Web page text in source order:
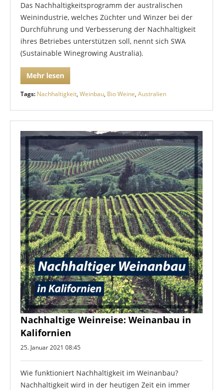
Das Nachhaltigkeitsprogramm der australischen
Weinindustrie, welches Züchter und Winzer bei der
Durchführung und Verbesserung der Nachhaltigkeit
ihres Betriebes unterstützen soll, nennt sich SWA
(Sustainable Winegrowing Australia).
Mehr lesen
Tags: Nachhaltigkeit, Weinbau, Bio Weine, Australien
Nachhaltige Weinreise: Weinanbau in
Kalifornien
25. Januar 2021 08:45
Wie funktioniert Nachhaltigkeit im Weinanbau?
Nachhaltigkeit wird in der heutigen Zeit ein immer